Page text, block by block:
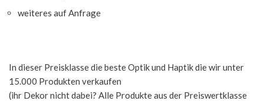
weiteres auf Anfrage
In dieser Preisklasse die beste Optik und Haptik die wir unter
15.000 Produkten verkaufen
(ihr Dekor nicht dabei? Alle Produkte aus der Preiswertklasse